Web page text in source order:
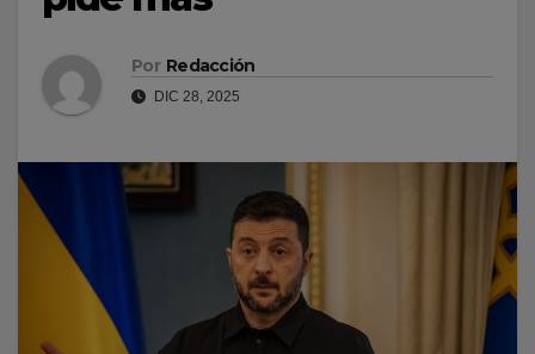
Por Redacción
DIC 28, 2025